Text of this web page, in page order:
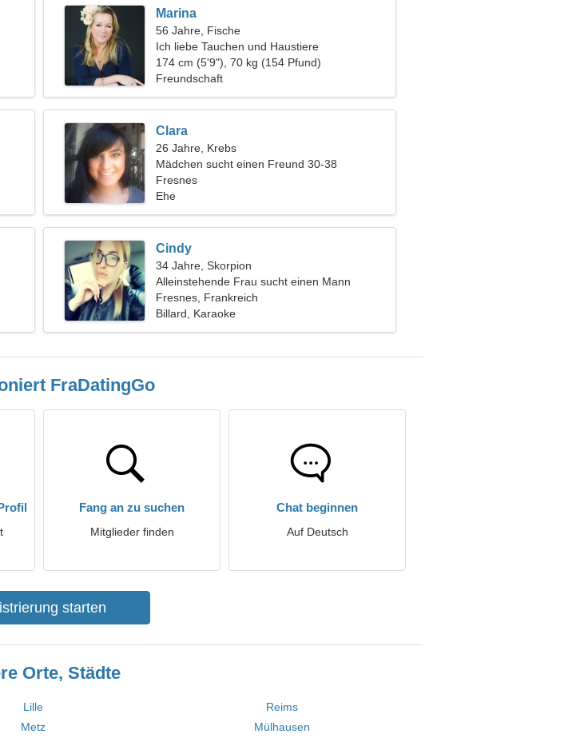
Marina
56 Jahre, Fische
Ich liebe Tauchen und Haustiere
174 cm (5'9"), 70 kg (154 Pfund)
Freundschaft
Clara
26 Jahre, Krebs
Mädchen sucht einen Freund 30-38
Fresnes
Ehe
Cindy
34 Jahre, Skorpion
Alleinstehende Frau sucht einen Mann
Fresnes, Frankreich
Billard, Karaoke
FraDatingGo
Fang an zu suchen
Mitglieder finden
Chat beginnen
Auf Deutsch
starten
Orte, Städte
Lille
Reims
Metz
Mülhausen